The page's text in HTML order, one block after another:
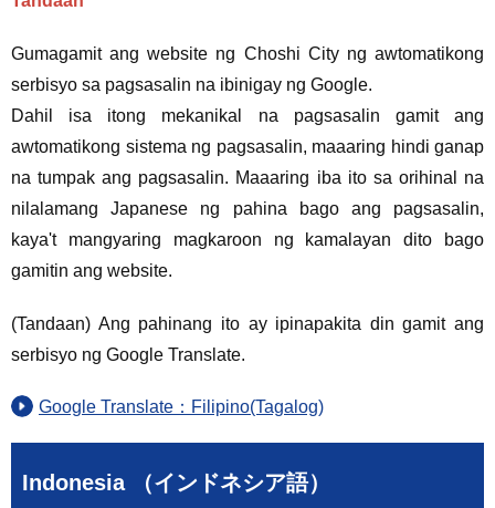
Gumagamit ang website ng Choshi City ng awtomatikong
serbisyo sa pagsasalin na ibinigay ng Google.
Dahil isa itong mekanikal na pagsasalin gamit ang
awtomatikong sistema ng pagsasalin, maaaring hindi ganap
na tumpak ang pagsasalin. Maaaring iba ito sa orihinal na
nilalamang Japanese ng pahina bago ang pagsasalin,
kaya't mangyaring magkaroon ng kamalayan dito bago
gamitin ang website.
(Tandaan) Ang pahinang ito ay ipinapakita din gamit ang
serbisyo ng Google Translate.
Google Translate：Filipino(Tagalog)
Indonesia （インドネシア語）